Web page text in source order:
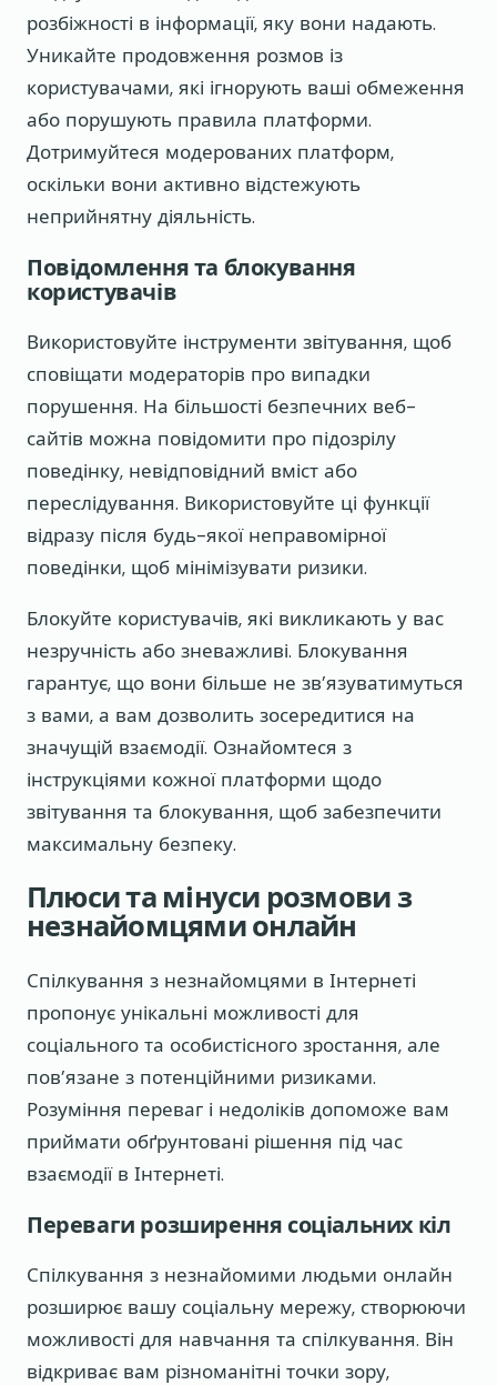
розбіжності в інформації, яку вони надають.
Уникайте продовження розмов із
користувачами, які ігнорують ваші обмеження
або порушують правила платформи.
Дотримуйтеся модерованих платформ,
оскільки вони активно відстежують
неприйнятну діяльність.
Повідомлення та блокування
користувачів
Використовуйте інструменти звітування, щоб
сповіщати модераторів про випадки
порушення. На більшості безпечних веб-
сайтів можна повідомити про підозрілу
поведінку, невідповідний вміст або
переслідування. Використовуйте ці функції
відразу після будь-якої неправомірної
поведінки, щоб мінімізувати ризики.
Блокуйте користувачів, які викликають у вас
незручність або зневажливі. Блокування
гарантує, що вони більше не зв’язуватимуться
з вами, а вам дозволить зосередитися на
значущій взаємодії. Ознайомтеся з
інструкціями кожної платформи щодо
звітування та блокування, щоб забезпечити
максимальну безпеку.
Плюси та мінуси розмови з
незнайомцями онлайн
Спілкування з незнайомцями в Інтернеті
пропонує унікальні можливості для
соціального та особистісного зростання, але
пов’язане з потенційними ризиками.
Розуміння переваг і недоліків допоможе вам
приймати обґрунтовані рішення під час
взаємодії в Інтернеті.
Переваги розширення соціальних кіл
Спілкування з незнайомими людьми онлайн
розширює вашу соціальну мережу, створюючи
можливості для навчання та спілкування. Він
відкриває вам різноманітні точки зору,